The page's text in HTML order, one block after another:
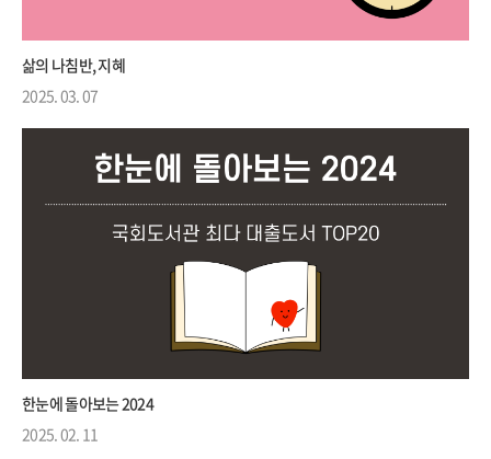
삶의 나침반, 지혜
2025. 03. 07
한눈에 돌아보는 2024
2025. 02. 11